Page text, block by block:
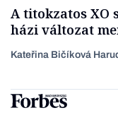
A titokzatos XO
házi változat
Kateřina Bičíková